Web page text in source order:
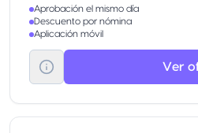
Aprobación el mismo día
Descuento por nómina
Aplicación móvil
Ver